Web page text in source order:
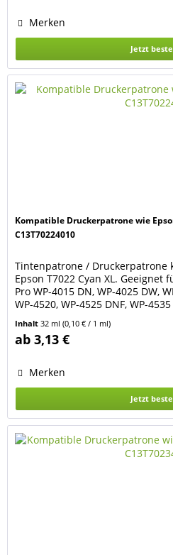
Merken
Jetzt
Kompatible Druckerpatrone wie
C13T70224010
Tintenpatrone / Druckerpatrone
Epson T7022 Cyan XL. Geeignet
Pro WP-4015 DN, WP-4025 DW,
WP-4520, WP-4525 DNF, WP-
Die Patrone hat einen neuen
Tintenfüllstand an. Ersetzt
Inhalt32 ml(0,10 € / 1 ml)
ab 3,13 €
Merken
Jetzt